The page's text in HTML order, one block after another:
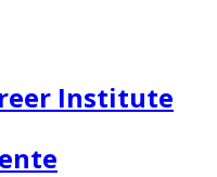
Institute